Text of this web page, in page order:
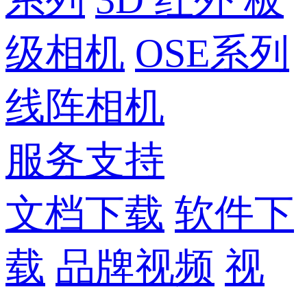
级相机 OSE系列
线阵相机
服务支持
文档下载 软件下
载 品牌视频 视